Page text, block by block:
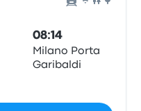
08:14
Milano Porta
Garibaldi